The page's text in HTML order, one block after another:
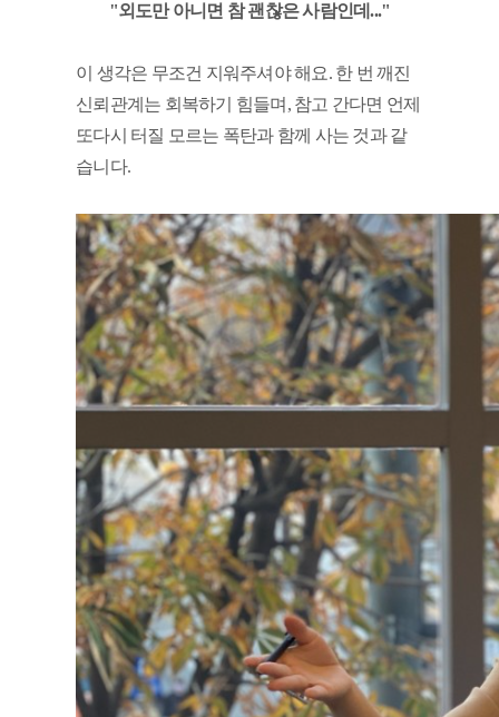
"외도만 아니면 참 괜찮은 사람인데..."
이 생각은 무조건 지워주셔야 해요. 한 번 깨진
신뢰관계는 회복하기 힘들며, 참고 간다면 언제
또다시 터질 모르는 폭탄과 함께 사는 것과 같
습니다.